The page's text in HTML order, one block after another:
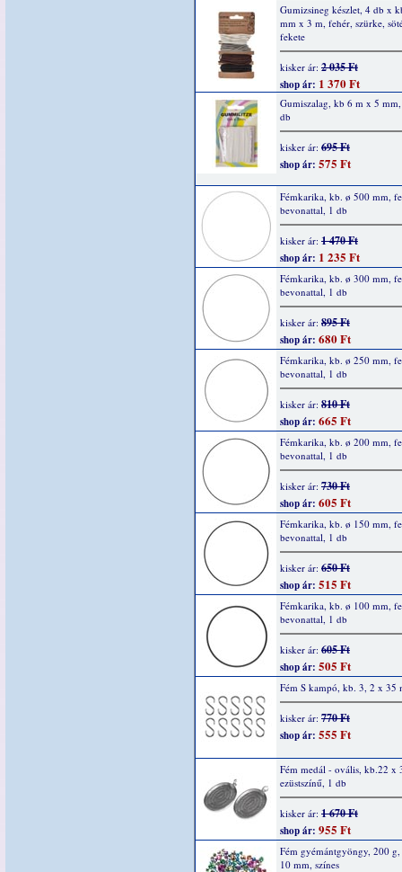
Gumizsineg készlet, 4 db x
mm x 3 m, fehér, szürke,
fekete
kisker ár: 2 035 Ft
shop ár: 1 370 Ft
Gumiszalag, kb 6 m x 5
db
kisker ár: 695 Ft
shop ár: 575 Ft
Fémkarika, kb. ø 500 mm,
bevonattal, 1 db
kisker ár: 1 470 Ft
shop ár: 1 235 Ft
Fémkarika, kb. ø 300 mm,
bevonattal, 1 db
kisker ár: 895 Ft
shop ár: 680 Ft
Fémkarika, kb. ø 250 mm,
bevonattal, 1 db
kisker ár: 810 Ft
shop ár: 665 Ft
Fémkarika, kb. ø 200 mm,
bevonattal, 1 db
kisker ár: 730 Ft
shop ár: 605 Ft
Fémkarika, kb. ø 150 mm,
bevonattal, 1 db
kisker ár: 650 Ft
shop ár: 515 Ft
Fémkarika, kb. ø 100 mm,
bevonattal, 1 db
kisker ár: 605 Ft
shop ár: 505 Ft
Fém S kampó, kb. 3, 2 x 35
kisker ár: 770 Ft
shop ár: 555 Ft
Fém medál - ovális, kb.22 x
ezüstszínű, 1 db
kisker ár: 1 670 Ft
shop ár: 955 Ft
Fém gyémántgyöngy, 200
10 mm, színes